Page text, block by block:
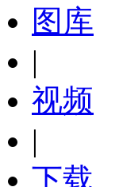
图库
|
视频
|
下载